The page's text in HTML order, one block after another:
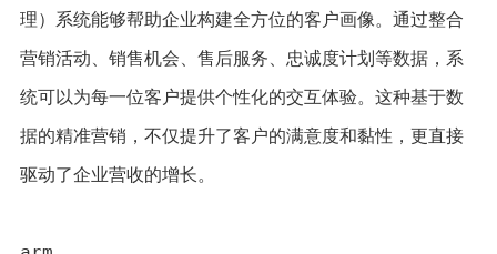
理）系统能够帮助企业构建全方位的客户画像。通过整合
营销活动、销售机会、售后服务、忠诚度计划等数据，系
统可以为每一位客户提供个性化的交互体验。这种基于数
据的精准营销，不仅提升了客户的满意度和黏性，更直接
驱动了企业营收的增长。